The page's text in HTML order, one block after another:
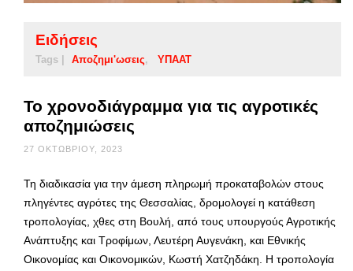
Ειδήσεις
Tags | Αποζημι'ωσεις ΥΠΑΑΤ
Το χρονοδιάγραμμα για τις αγροτικές
αποζημιώσεις
27 ΟΚΤΩΒΡΊΟΥ, 2023
Τη διαδικασία για την άμεση πληρωμή προκαταβολών στους
πληγέντες αγρότες της Θεσσαλίας, δρομολογεί η κατάθεση
τροπολογίας, χθες στη Βουλή, από τους υπουργούς Αγροτικής
Ανάπτυξης και Τροφίμων, Λευτέρη Αυγενάκη, και Εθνικής
Οικονομίας και Οικονομικών, Κωστή Χατζηδάκη. Η τροπολογία